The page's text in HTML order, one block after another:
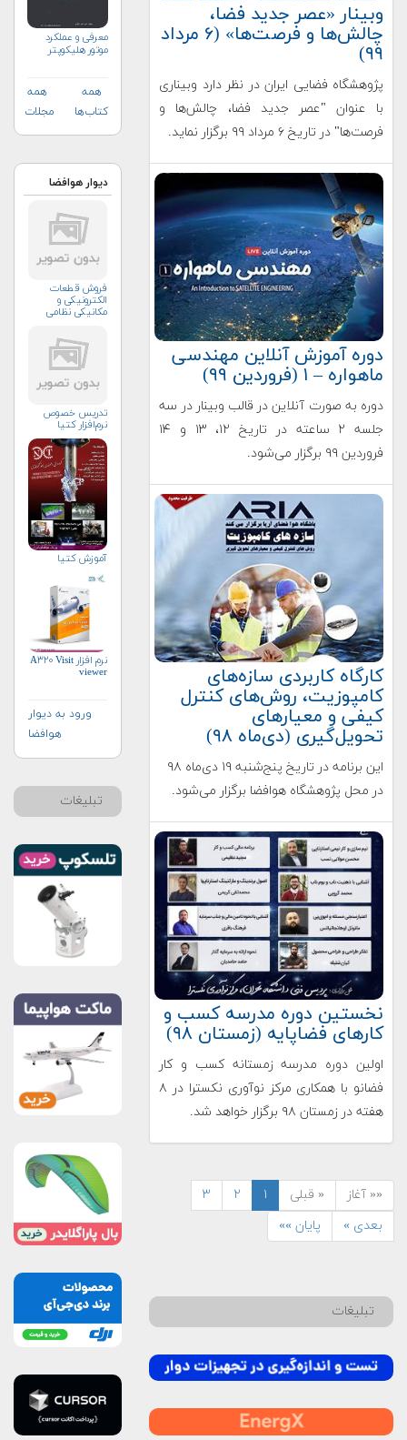
وبینار «عصر جدید فضا،
چالش‌ها و فرصت‌ها» (۶ مرداد
۹۹)
پژوهشگاه فضایی ایران در نظر دارد وبیناری
با عنوان "عصر جدید فضا، چالش‌ها و
فرصت‌ها" در تاریخ ۶ مرداد ۹۹ برگزار نماید.
دوره آموزش آنلاین مهندسی
ماهواره – ۱ (فروردین ۹۹)
دوره به صورت آنلاین در قالب وبینار در سه
جلسه ۲ ساعته در تاریخ ۱۲، ۱۳ و ۱۴
فروردین ۹۹ برگزار می‌شود.
کارگاه کاربردی سازه‌های
کامپوزیت، روش‌های کنترل
کیفی و معیارهای
تحویل‌گیری (دی‌ماه ۹۸)
این برنامه در تاریخ پنج‌شنبه ۱۹ دی‌ماه ۹۸
در محل پژوهشگاه هوافضا برگزار می‌شود.
نخستین دوره مدرسه کسب و
کارهای فضاپایه (زمستان ۹۸)
اولین دوره مدرسه زمستانه کسب و کار
فضانو با همکاری مرکز نوآوری نکسترا در ۸
هفته در زمستان ۹۸ برگزار خواهد شد.
«« آغاز « قبلی ۱ ۲
۳
بعدی »
پایان »»
تبلیغات
معرفی و عملكرد
موتور هلیكوپتر
همه
کتاب‌ها
همه
مجلات
دیوار هوافضا
فروش قطعات
الکترونیکی و
مکانیکی نظامی
تدریس خصوص
نرم‌افزار کتیا
آموزش کتیا
نرم افزار A۳۲۰ Visit
viewer
ورود به دیوار
هوافضا
تبلیغات